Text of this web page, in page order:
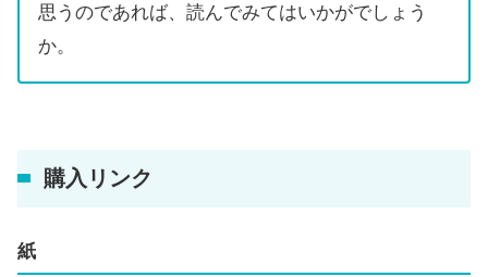
思うのであれば、読んでみてはいかがでしょう
か。
購入リンク
紙